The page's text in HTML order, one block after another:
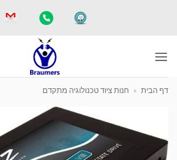
דף הבית » חנות ציוד טכנולוגיה מתקדם